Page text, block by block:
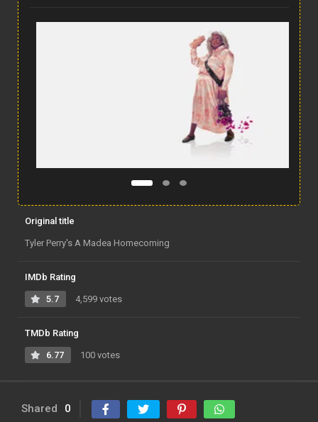
Original title
Tyler Perry's A Madea Homecoming
IMDb Rating
5.7 4,599 votes
TMDb Rating
6.77 100 votes
Shared 0